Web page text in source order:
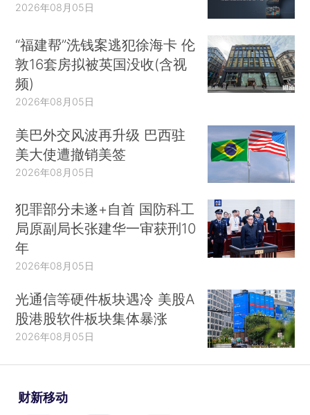
2026年08月05日
“福建帮”洗钱案逃犯徐海卡 伦
敦16套房拟被英国没收(含视
频)
2026年08月05日
美巴外交风波再升级 巴西驻
美大使遭撤销美签
2026年08月05日
犯罪部分未遂+自首 国防科工
局原副局长张建华一审获刑10
年
2026年08月05日
光通信等硬件板块遇冷 美股A
股港股软件板块集体暴涨
2026年08月05日
财新移动